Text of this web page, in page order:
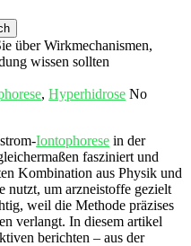
, Hyperhidrose No
Iontophorese in der
fasziniert ⁣und
Kombination aus Physik und
nutzt, um⁤ arzneistoffe gezielt
weil‌ die Methode präzises
‌verlangt. In⁤ diesem artikel
berichten⁤ – ⁢aus der